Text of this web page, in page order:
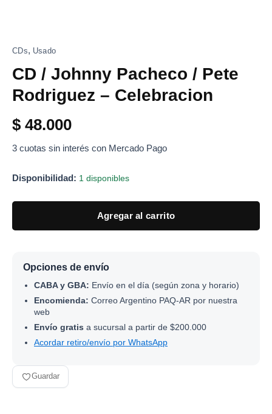
CDs, Usado
CD / Johnny Pacheco / Pete
Rodriguez – Celebracion
$ 48.000
3 cuotas sin interés con Mercado Pago
Disponibilidad: 1 disponibles
Agregar al carrito
Opciones de envío
CABA y GBA: Envío en el día (según zona y horario)
Encomienda: Correo Argentino PAQ-AR por nuestra
web
Envío gratis a sucursal a partir de $200.000
Acordar retiro/envío por WhatsApp
Guardar